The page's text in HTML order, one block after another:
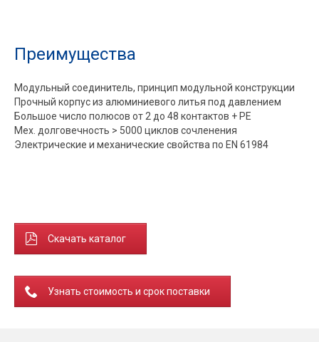
Преимущества
Модульный соединитель, принцип модульной конструкции
Прочный корпус из алюминиевого литья под давлением
Большое число полюсов от 2 до 48 контактов + PE
Мех. долговечность > 5000 циклов сочленения
Электрические и механические свойства по EN 61984
Скачать каталог
Узнать стоимость и срок поставки